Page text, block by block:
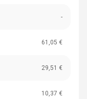
-
61,05 €
29,51 €
10,37 €